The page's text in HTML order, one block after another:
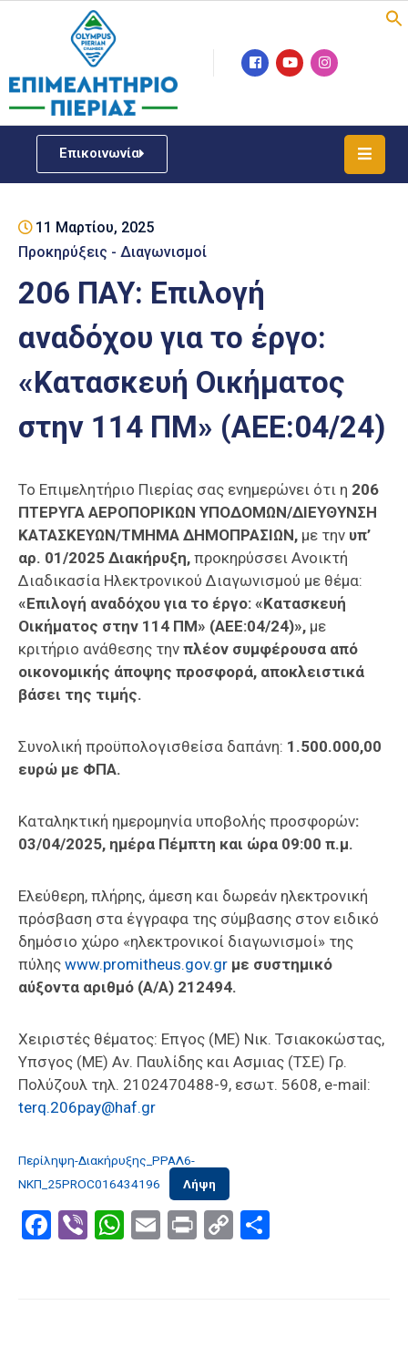
Επικοινωνία
Επιμελητήριο
Νέα
ΓΕΜΗ
Υποστήριξη
Έκθεση
Παραδοσιακών
Επαγγελμάτων
ΕΒΕΠ-
ΚΜ
Πιερία
11 Μαρτίου, 2025
Προκηρύξεις - Διαγωνισμοί
206 ΠΑΥ: Επιλογή
αναδόχου για το έργο:
«Κατασκευή Οικήματος
στην 114 ΠΜ» (ΑΕΕ:04/24)
Το Επιμελητήριο Πιερίας σας ενημερώνει ότι η 206
ΠΤΕΡΥΓΑ ΑΕΡΟΠΟΡΙΚΩΝ ΥΠΟΔΟΜΩΝ/ΔΙΕΥΘΥΝΣΗ
ΚΑΤΑΣΚΕΥΩΝ/ΤΜΗΜΑ ΔΗΜΟΠΡΑΣΙΩΝ, με την υπ’
αρ. 01/2025 Διακήρυξη, προκηρύσσει Ανοικτή
Διαδικασία Ηλεκτρονικού Διαγωνισμού με θέμα:
«Επιλογή αναδόχου για το έργο: «Κατασκευή
Οικήματος στην 114 ΠΜ» (ΑΕΕ:04/24)», με
κριτήριο ανάθεσης την πλέον συμφέρουσα από
οικονομικής άποψης προσφορά, αποκλειστικά
βάσει της τιμής.
Συνολική προϋπολογισθείσα δαπάνη: 1.500.000,00
ευρώ με ΦΠΑ.
Καταληκτική ημερομηνία υποβολής προσφορών:
03/04/2025, ημέρα Πέμπτη και ώρα 09:00 π.μ.
Ελεύθερη, πλήρης, άμεση και δωρεάν ηλεκτρονική
πρόσβαση στα έγγραφα της σύμβασης στον ειδικό
δημόσιο χώρο «ηλεκτρονικοί διαγωνισμοί» της
πύλης www.promitheus.gov.gr με συστημικό
αύξοντα αριθμό (Α/Α) 212494.
Χειριστές θέματος: Επγος (ΜΕ) Νικ. Τσιακοκώστας,
Υπσγος (ΜΕ) Αν. Παυλίδης και Ασμιας (ΤΣΕ) Γρ.
Πολύζουλ τηλ. 2102470488-9, εσωτ. 5608, e-mail:
terq.206pay@haf.gr
Περίληψη-Διακήρυξης_ΡΡΑΛ6-
ΝΚΠ_25PROC016434196
Λήψη
Facebook
ViberWhatsApp
EmailPrintCopy